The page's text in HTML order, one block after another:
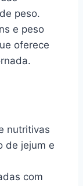
peso.
e peso
oferece
nutritivas
de jejum e
com